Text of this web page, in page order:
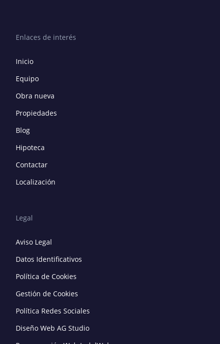
Enlaces de interés
Inicio
Equipo
Obra nueva
Propiedades
Blog
Hipoteca
Contactar
Localización
Legal
Aviso Legal
Datos Identificativos
Política de Cookies
Gestión de Cookies
Política Redes Sociales
Diseño Web AG Studio